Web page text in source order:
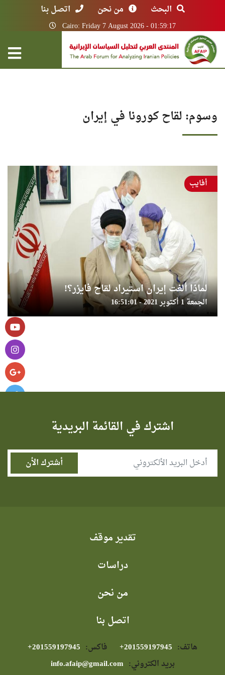
البحث من نحن اتصل بنا
Cairo: Friday 7 August 2026 - 01:59:17
وسوم: لقاح كورونا في إيران
لماذا ألغت إيران استيراد لقاح فايزر؟!
الجمعة 1 أكتوبر 2021 - 16:51:01
أفايب
اشترك في القائمة البريدية
تقدير موقف
دراسات
من نحن
اتصل بنا
هاتف: فاكس:
بريد الكتروني: info.afaip@gmail.com